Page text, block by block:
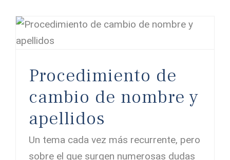
Procedimiento de
cambio de nombre y
apellidos
Un tema cada vez más recurrente, pero
sobre el que surgen numerosas dudas